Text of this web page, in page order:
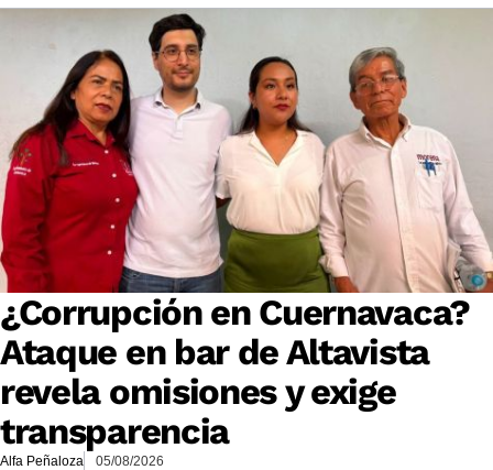
¿Corrupción en Cuernavaca?
Ataque en bar de Altavista
revela omisiones y exige
transparencia
Alfa Peñaloza 05/08/2026